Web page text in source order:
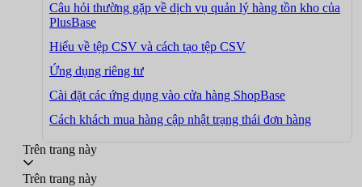
Câu hỏi thường gặp về dịch vụ quản lý hàng tồn kho của
PlusBase
Hiểu về tệp CSV và cách tạo tệp CSV
Ứng dụng riêng tư
Cài đặt các ứng dụng vào cửa hàng ShopBase
Cách khách mua hàng cập nhật trạng thái đơn hàng
Trên trang này
Trên trang này